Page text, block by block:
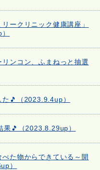
ークリニック健康講座」
ンコン、ふまねっと抽選
🎵（2023.9.4up）
🎵（2023.8.29up）
た物からできている～開
）